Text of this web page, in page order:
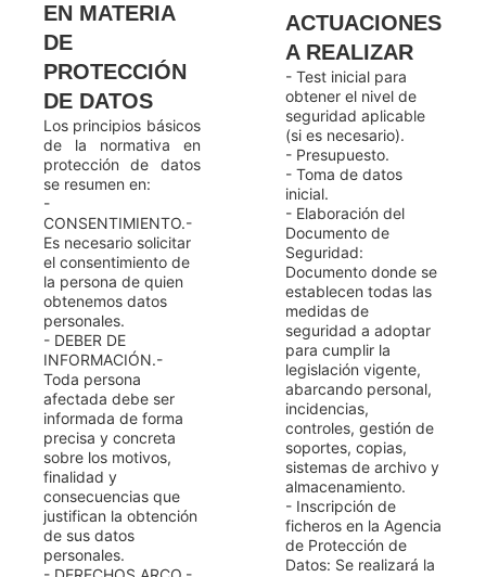
EN MATERIA
DE
PROTECCIÓN
DE DATOS
Los principios básicos
de la normativa en
protección de datos
se resumen en:
-
CONSENTIMIENTO.-
Es necesario solicitar
el consentimiento de
la persona de quien
obtenemos datos
personales.
- DEBER DE
INFORMACIÓN.-
Toda persona
afectada debe ser
informada de forma
precisa y concreta
sobre los motivos,
finalidad y
consecuencias que
justifican la obtención
de sus datos
personales.
ACTUACIONES
A REALIZAR
- Test inicial para
obtener el nivel de
seguridad aplicable
(si es necesario).
- Presupuesto.
- Toma de datos
inicial.
- Elaboración del
Documento de
Seguridad:
Documento donde se
establecen todas las
medidas de
seguridad a adoptar
para cumplir la
legislación vigente,
abarcando personal,
incidencias,
controles, gestión de
soportes, copias,
sistemas de archivo y
almacenamiento.
- Inscripción de
ficheros en la Agencia
de Protección de
Datos: Se realizará la